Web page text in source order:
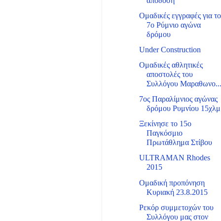
Ομαδικές εγγραφές για
7ο Ρύμνιο αγώνα
δρόμου
Under Construction
Ομαδικές αθλητικές
αποστολές του
Συλλόγου
7ος Παραλίμνιος αγώνας
δρόμου Ρυμνίου 15χλμ
Ξεκίνησε το 15ο
Παγκόσμιο
Πρωτάθλημα Στίβου
ULTRAMAN Rhodes
2015
Ομαδική προπόνηση
Κυριακή 23.8.2015
Ρεκόρ συμμετοχών του
Συλλόγου μας στον